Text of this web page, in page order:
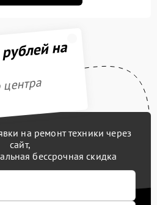
на
на ремонт техники через
сайт,
бессрочная скидка